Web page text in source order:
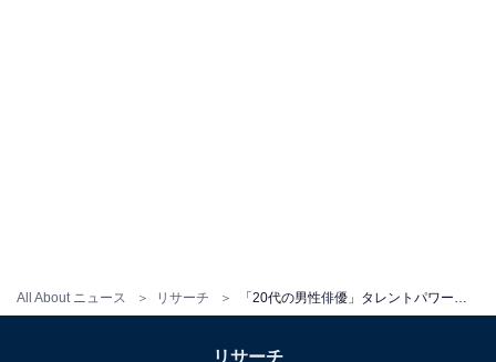
All About ニュース リサーチ 「20代の男性俳優」タレントパワーランキング！ 「菊池風磨」「横浜流星」を抑えた1位は？
リサーチ